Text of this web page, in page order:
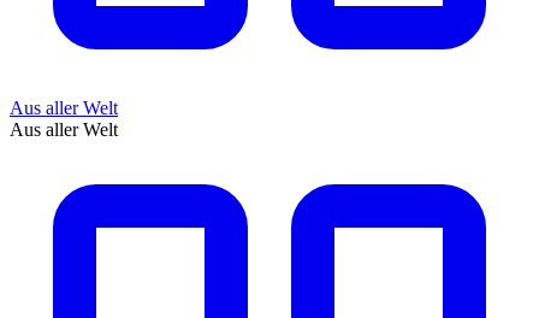
Aus aller Welt
Aus aller Welt